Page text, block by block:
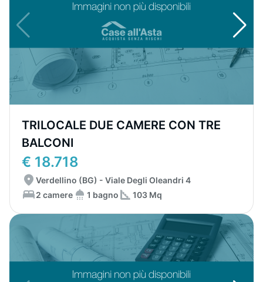
TRILOCALE DUE CAMERE CON TRE
BALCONI
€ 18.718
Verdellino (BG) - Viale Degli Oleandri 4
2 camere
1 bagno 103 Mq